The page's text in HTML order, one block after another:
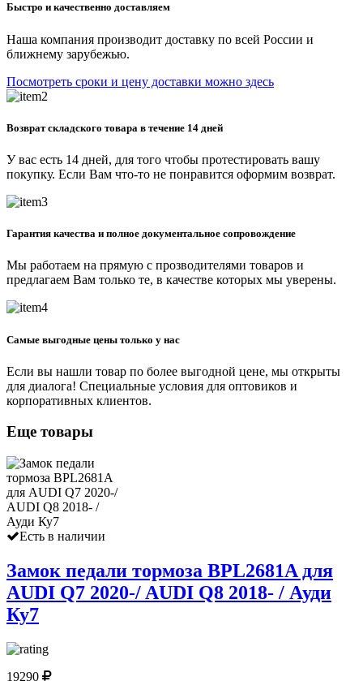
Быстро и качественно доставляем
Наша компания производит доставку по всей России и
ближнему зарубежью.
Посмотреть сроки и цену доставки можно здесь
Возврат складского товара в течение 14 дней
У вас есть 14 дней, для того чтобы протестировать вашу
покупку. Если Вам что-то не понравится оформим возврат.
Гарантия качества и полное документальное сопровождение
Мы работаем на прямую с прозводителями товаров и
предлагаем Вам только те, в качестве которых мы уверены.
Самые выгодные цены только у нас
Если вы нашли товар по более выгодной цене, мы открыты
для диалога! Специальные условия для оптовиков и
корпоративных клиентов.
Еще товары
Есть в наличии
Замок педали тормоза BPL2681A для
AUDI Q7 2020-/ AUDI Q8 2018- / Ауди
Ку7
19290